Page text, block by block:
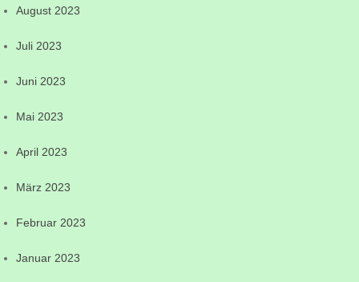
August 2023
Juli 2023
Juni 2023
Mai 2023
April 2023
März 2023
Februar 2023
Januar 2023